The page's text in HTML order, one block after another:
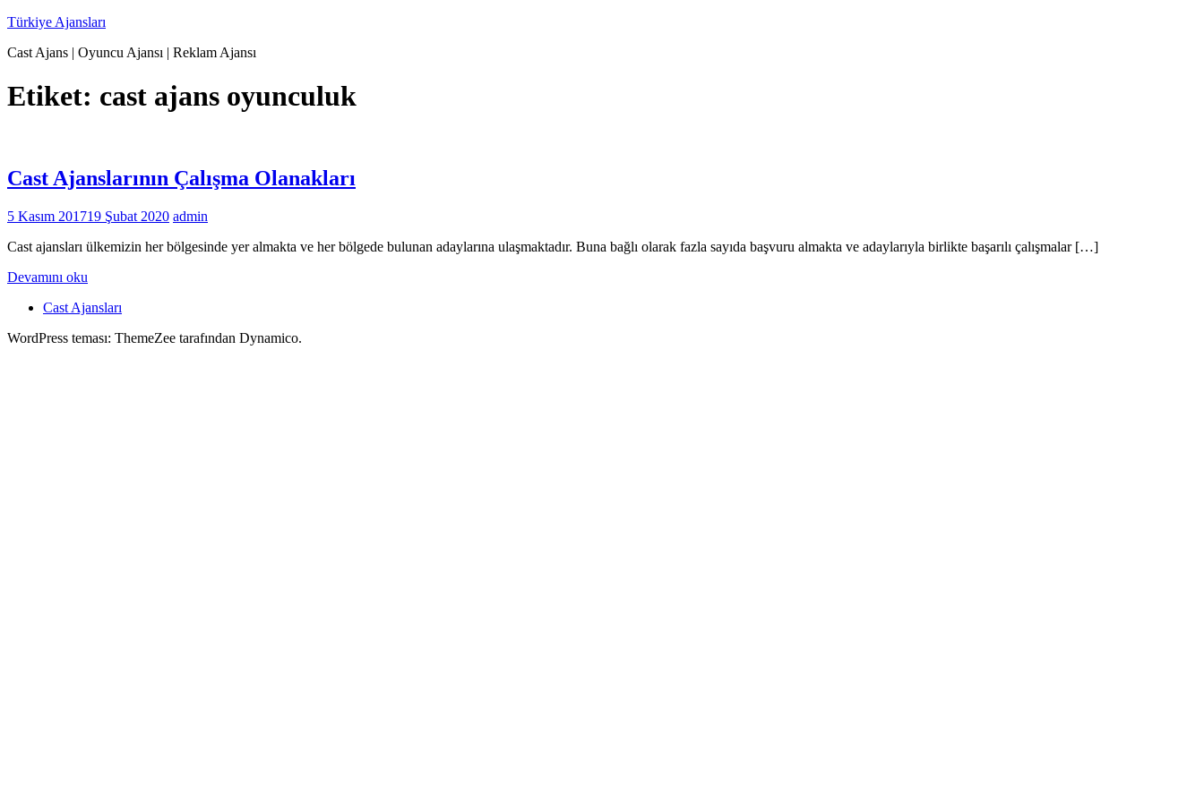
İçeriğe
Türkiye Ajansları
Cast Ajans | Oyuncu Ajansı | Reklam Ajansı
Etiket: cast ajans oyunculuk
Cast Ajanslarının Çalışma Olanakları
5 Kasım 201719 Şubat 2020 admin
Cast ajansları ülkemizin her bölgesinde yer almakta ve her bölgede bulunan adaylarına ulaşmaktadır. Buna bağlı olarak fazla sayıda başvuru almakta ve adaylarıyla birlikte başarılı çalışmalar […]
Devamını oku
Cast Ajansları
WordPress teması: ThemeZee tarafından Dynamico.